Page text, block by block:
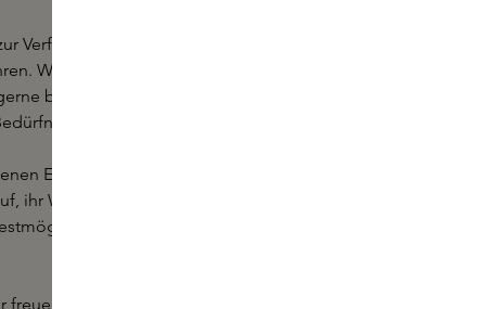
Verfügung, um Sie durch die
Wir wissen, dass Ihre Haut
bei der Auswahl der Ignae-
passen.
Erfahrung und Schönheit
ihr Wissen und ihre Leidenschaft
Ergebnisse erzielen
uns darauf, Sie in unseren